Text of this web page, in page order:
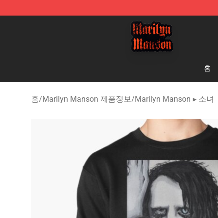
Marilyn Manson Shop - Official Marilyn Manson
홈
홈/Marilyn Manson 제품정보/Marilyn Manson ▸ 소녀